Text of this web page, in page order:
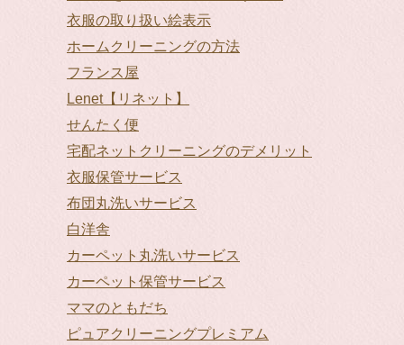
衣服の取り扱い絵表示
ホームクリーニングの方法
フランス屋
Lenet【リネット】
せんたく便
宅配ネットクリーニングのデメリット
衣服保管サービス
布団丸洗いサービス
白洋舎
カーペット丸洗いサービス
カーペット保管サービス
ママのともだち
ピュアクリーニングプレミアム